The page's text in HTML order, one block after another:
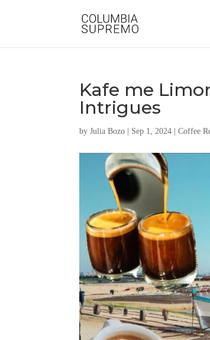
Kafe me
Intrigues
byJulia Bozo Sep 1, 2024 |Coffee